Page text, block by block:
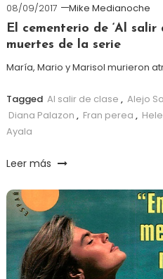
08/09/2017
Mike Medianoche
El cementerio de ‘Al salir
muertes de la serie
María, Mario y Marisol murieron
Tagged Al salir de clase , Alejo
Diana Palazon , Fran perea ,
Ayala
Leer más